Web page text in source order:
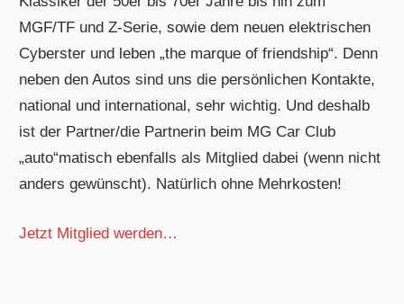
MGF/TF und Z-Serie, sowie dem neuen elektrischen
Cyberster und leben „the marque of friendship“. Denn
neben den Autos sind uns die persönlichen Kontakte,
national und international, sehr wichtig. Und deshalb
ist der Partner/die Partnerin beim MG Car Club
„auto“matisch ebenfalls als Mitglied dabei (wenn nicht
anders gewünscht). Natürlich ohne Mehrkosten!
Jetzt Mitglied werden…